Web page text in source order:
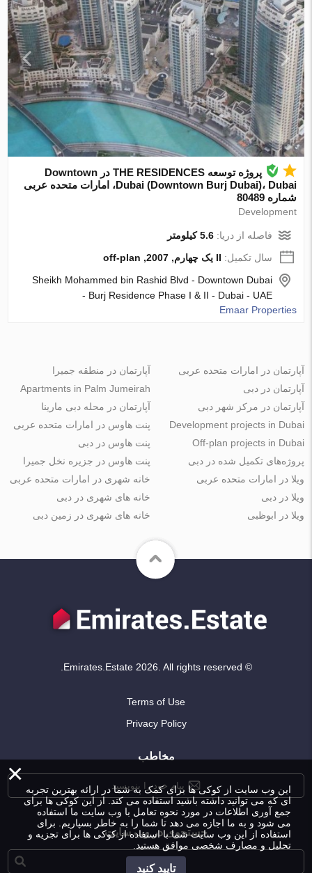
پروژه توسعه THE RESIDENCES در Downtown
Dubai (Downtown Burj Dubai)، Dubai، امارات متحده عربی
شماره 80489
Development
فاصله از دریا:5.6 کیلومتر
سال تکمیل: II یک چهارم, 2007, off-plan
Sheikh Mohammed bin Rashid Blvd - Downtown Dubai
- Burj Residence Phase I & II - Dubai - UAE
Emaar Properties
آپارتمان در امارات متحده عربی
آپارتمان در دبی
آپارتمان در مرکز شهر دبی
آپارتمان در منطقه جمیرا
Apartments in Palm Jumeirah
آپارتمان در محله دبی مارینا
Development projects in Dubai
Off-plan projects in Dubai
پروژه‌های تکمیل شده در دبی
پنت هاوس در امارات متحده عربی
پنت هاوس در دبی
پنت هاوس در جزیره نخل جمیرا
ویلا در امارات متحده عربی
ویلا در دبی
ویلا در ابوظبی
خانه شهری در امارات متحده عربی
خانه های شهری در دبی
خانه های شهری در زمین دبی
© Emirates.Estate 2026. All rights reserved.
Terms of Use
Privacy Policy
مخاطب
پیام خود را بنویسید
جستجوی در وب سایت
×
این وب سایت از کوکی ها برای کمک به شما در ارائه بهترین تجربه
ای که می توانید داشته باشید استفاده می کند. از این کوکی ها برای
جمع آوری اطلاعات در مورد نحوه تعامل با وب سایت ما استفاده
می شود و به ما اجازه می دهد تا شما را به خاطر بسپاریم. برای
استفاده از این وب سایت شما با استفاده از کوکی ها برای تجزیه و
تحلیل و مصارف شخصی موافق هستید.
تایید کنید